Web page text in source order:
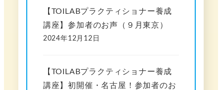
【TOILABプラクティショナー養成
講座】参加者のお声（９月東京）
2024年12月12日
【TOILABプラクティショナー養成
講座】初開催・名古屋！参加者のお